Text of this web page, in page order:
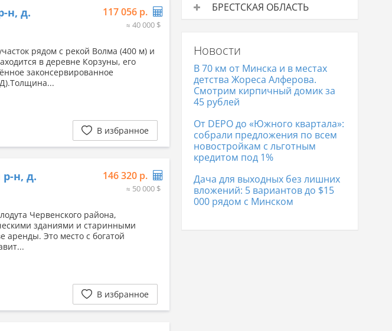
н, д.
117 056 р.
≈ 40 000 $
рядом с рекой Волма (400 м) и
в деревне Корзуны, его
законсервированное
В избранное
р-н, д.
146 320 р.
≈ 50 000 $
Червенского района,
зданиями и старинными
аренды. Это место с богатой
В избранное
БРЕСТСКАЯ ОБЛАСТЬ
Участки в Бресте
Новости
В 70 км от Минска и в местах
детства Жореса Алферова.
Смотрим кирпичный домик за
45 рублей
От DEPO до «Южного квартала»:
собрали предложения по всем
новостройкам с льготным
кредитом под 1%
Дача для выходных без лишних
вложений: 5 вариантов до $15
000 рядом с Минском